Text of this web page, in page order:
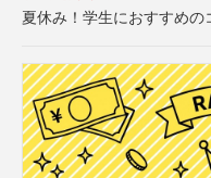
夏休み！学生におすすめの